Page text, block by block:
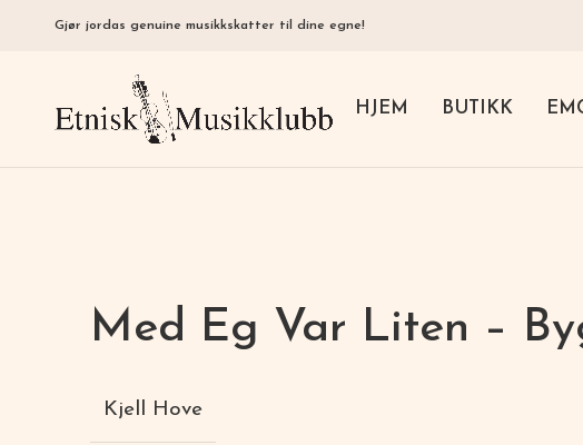
Gjør jordas genuine musikkskatter til dine egne!
HJEM BUTIKK
Med Eg Var Liten –
Kjell Hove